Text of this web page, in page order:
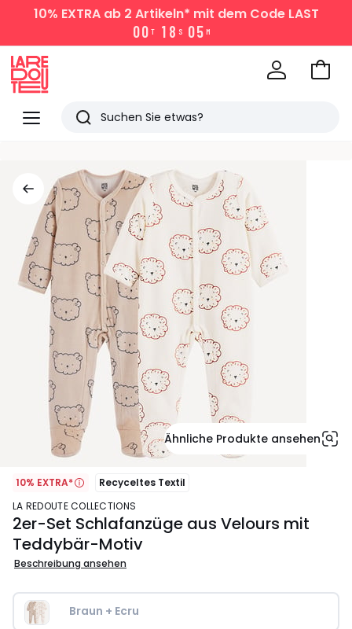
10% EXTRAab 2 Artikeln* mit dem Code LAST
00 T 1 8 S 05 M
Menü
Redoute
Suchen
angesehen
Artikel
Zum
Ähnliche Produkte ansehen
10% EXTRA*
Recyceltes Textil
LA REDOUTE COLLECTIONS
2er-Set Schlafanzüge aus Velours mit
Teddybär-Motiv
Beschreibung ansehen
Braun + Ecru